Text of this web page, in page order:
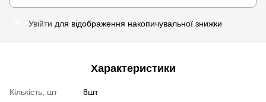
Увійти для відображення накопичувальної знижки
Характеристики
Кількість, шт
8шт